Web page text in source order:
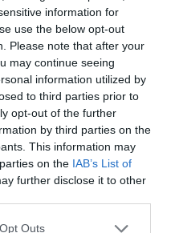
information for
use the below opt-out
Please note that after your
may continue seeing
information utilized by
to third parties prior to
opt-out of the further
by third parties on the
This information may
on the IAB’s List of
further disclose it to other
Outs